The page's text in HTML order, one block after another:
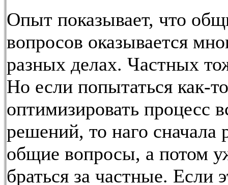
Опыт показывает, что
вопросов оказывается
разных делах. Частных
Но если попытаться как-то
оптимизировать процесс
решений, то наго сначала
общие вопросы, а потом
браться за частные. Если